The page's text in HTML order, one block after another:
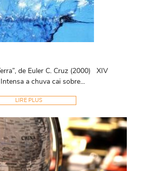
de Euler C. Cruz (2000) XIV
a chuva cai sobre...
LIRE PLUS